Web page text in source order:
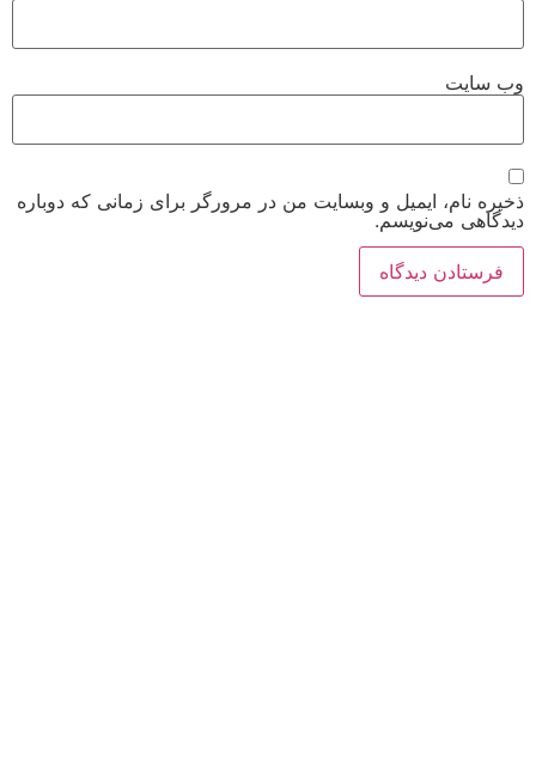
وب‌ سایت
ذخیره نام، ایمیل و وبسایت من در مرورگر برای زمانی که دوباره
دیدگاهی می‌نویسم.